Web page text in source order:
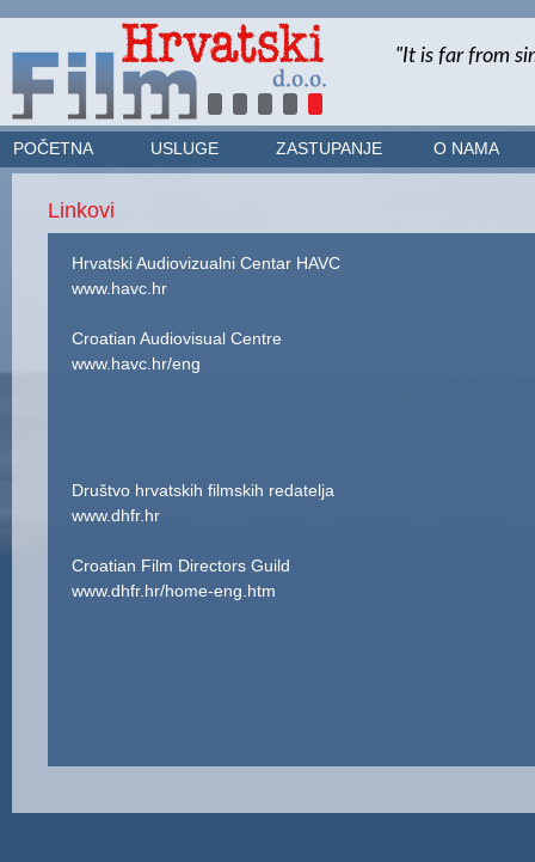
POČETNA O NAMA
USLUGE ZASTUPANJE
Linkovi
Hrvatski Audiovizualni Centar HAVC
www.havc.hr
Croatian Audiovisual Centre
www.havc.hr/eng
Društvo hrvatskih filmskih redatelja
www.dhfr.hr
Croatian Film Directors Guild
www.dhfr.hr/home-eng.htm